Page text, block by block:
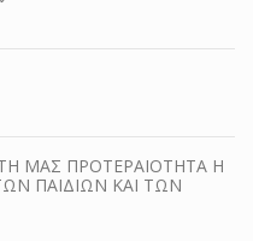
ΜΑΣ ΠΡΟΤΕΡΑΙΟΤΗΤΑ Η
ΠΑΙΔΙΩΝ ΚΑΙ ΤΩΝ